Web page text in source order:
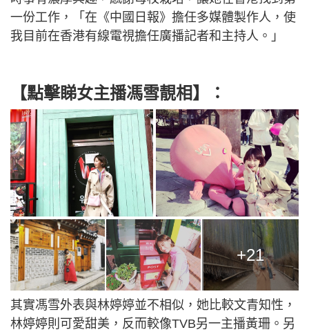
一份工作，「在《中國日報》擔任多媒體製作人，使
我目前在香港有線電視擔任廣播記者和主持人。」
【點擊睇女主播馮雪靚相】：
+21
其實馮雪外表與林婷婷並不相似，她比較文青知性，
林婷婷則可愛甜美，反而較像TVB另一主播黃珊。另